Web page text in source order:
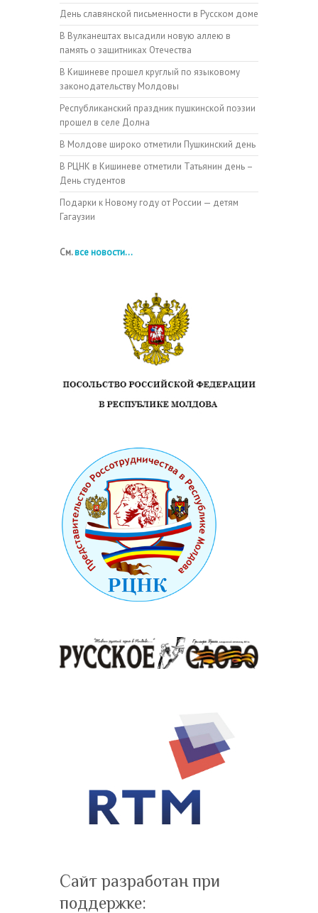
День славянской письменности в Русском доме
В Вулканештах высадили новую аллею в
память о защитниках Отечества
В Кишиневе прошел круглый по языковому
законодательству Молдовы
Республиканский праздник пушкинской поэзии
прошел в селе Долна
В Молдове широко отметили Пушкинский день
В РЦНК в Кишиневе отметили Татьянин день –
День студентов
Подарки к Новому году от России — детям
Гагаузии
См.все новости...
Сайт разработан при
поддержке: